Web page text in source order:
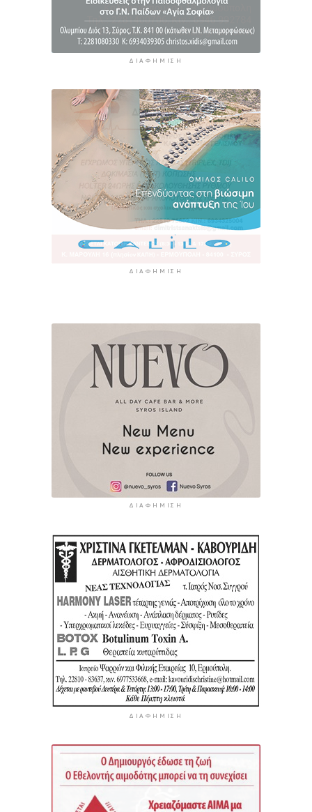
ΔΙΑΦΉΜΙΣΗ
ΔΙΑΦΉΜΙΣΗ
ΔΙΑΦΉΜΙΣΗ
ΔΙΑΦΉΜΙΣΗ